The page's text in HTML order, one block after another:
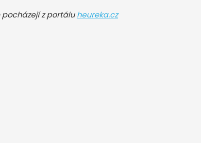
pocházejí z portáluheureka.cz